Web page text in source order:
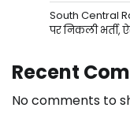
South Central
पर निकली
Recent
No comments to